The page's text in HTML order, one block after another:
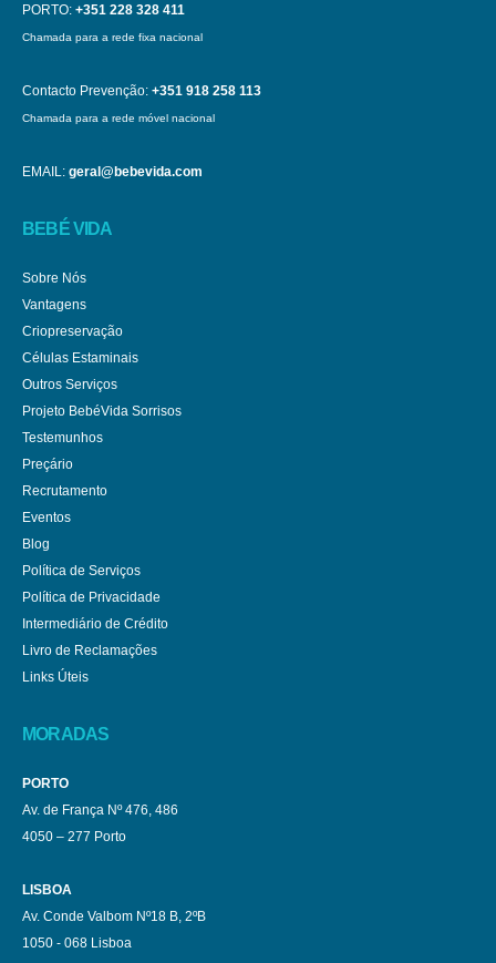
PORTO: +351 228 328 411
Chamada para a rede fixa nacional
Contacto Prevenção: +351 918 258 113
Chamada para a rede móvel nacional
EMAIL: geral@bebevida.com
BEBÉ VIDA
Sobre Nós
Vantagens
Criopreservação
Células Estaminais
Outros Serviços
Projeto BebéVida Sorrisos
Testemunhos
Preçário
Recrutamento
Eventos
Blog
Política de Serviços
Política de Privacidade
Intermediário de Crédito
Livro de Reclamações
Links Úteis
MORADAS
PORTO
Av. de França Nº 476, 486
4050 – 277 Porto
LISBOA
Av. Conde Valbom Nº18 B, 2ºB
1050 - 068 Lisboa